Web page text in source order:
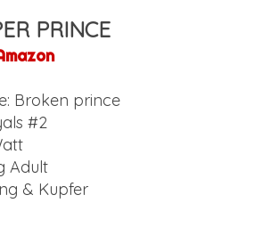
PRINCE
Broken prince
#2
Adult
& Kupfer